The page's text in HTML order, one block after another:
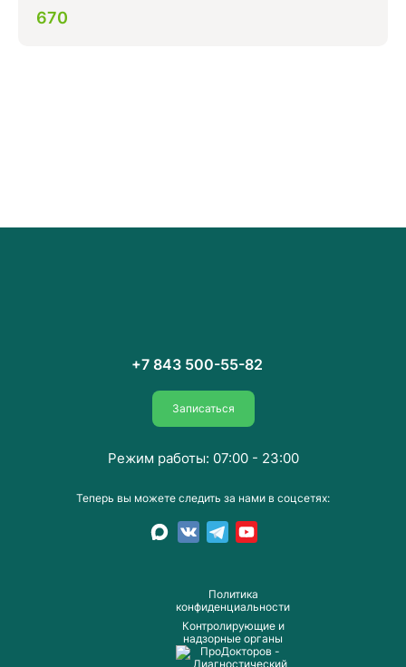
670
Пoлитика
конфиденциальности
Контролирующие и
надзорные органы
+7 843 500-55-82
Записаться
Теперь вы можете следить за нами в соцсетях:
Режим работы: 07:00 - 23:00